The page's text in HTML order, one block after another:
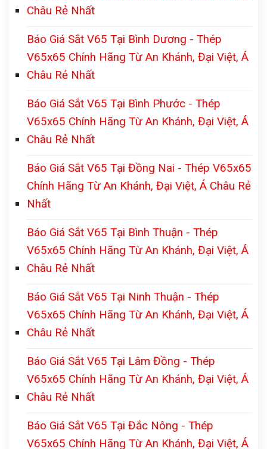
Châu Rẻ Nhất
Báo Giá Sắt V65 Tại Bình Dương - Thép
V65x65 Chính Hãng Từ An Khánh, Đại Việt, Á
Châu Rẻ Nhất
Báo Giá Sắt V65 Tại Bình Phước - Thép
V65x65 Chính Hãng Từ An Khánh, Đại Việt, Á
Châu Rẻ Nhất
Báo Giá Sắt V65 Tại Đồng Nai - Thép V65x65
Chính Hãng Từ An Khánh, Đại Việt, Á Châu Rẻ
Nhất
Báo Giá Sắt V65 Tại Bình Thuận - Thép
V65x65 Chính Hãng Từ An Khánh, Đại Việt, Á
Châu Rẻ Nhất
Báo Giá Sắt V65 Tại Ninh Thuận - Thép
V65x65 Chính Hãng Từ An Khánh, Đại Việt, Á
Châu Rẻ Nhất
Báo Giá Sắt V65 Tại Lâm Đồng - Thép
V65x65 Chính Hãng Từ An Khánh, Đại Việt, Á
Châu Rẻ Nhất
Báo Giá Sắt V65 Tại Đắc Nông - Thép
V65x65 Chính Hãng Từ An Khánh, Đại Việt, Á